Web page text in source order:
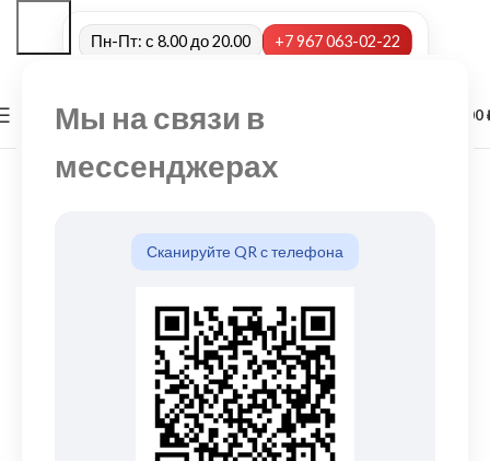
Мы на связи в
мессенджерах
Сканируйте QR с телефона
Пн-Пт: с 8.00 до 20.00 +7 967 063-02-22
МЕНЮ 0,00